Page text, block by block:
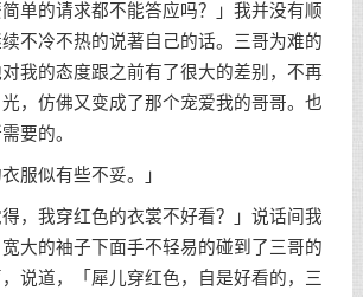
的请求都不能答应吗？」我并没有顺
不冷不热的说著自己的话。三哥为难的
我的态度跟之前有了很大的差别，不再
，仿佛又变成了那个宠爱我的哥哥。也
要的。
似有些不妥。」
我穿红色的衣裳不好看？」说话间我
大的袖子下面手不轻易的碰到了三哥的
说道，「犀儿穿红色，自是好看的，三